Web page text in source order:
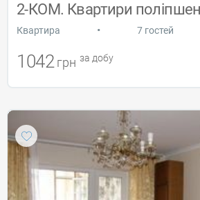
Квартира • 7 гостей
1042 грн за добу